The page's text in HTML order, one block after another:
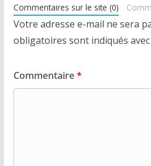
Commentaires sur le site (0)
Votre adresse e-mail ne sera
obligatoires sont indiqués avec
Commentaire*